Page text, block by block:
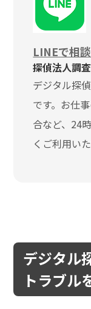
LINEで相
探偵法人調
デジタル探
です。お仕
合など、24
くご利用い
デジタル
トラブル